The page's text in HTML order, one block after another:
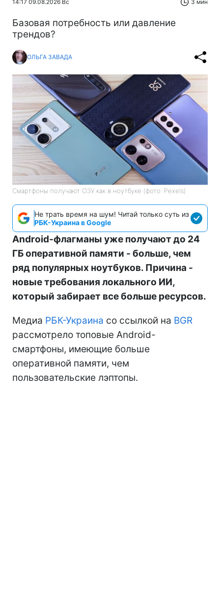
14:17 09.08.2026 Вс 3 мин
Базовая потребность или давление
трендов?
ОЛЬГА ЗАВАДА
Смартфоны получают ОЗУ как в ноутбуке (фото: Pexels)
Не трать время на шум! Читай только суть из
РБК-Украина в Google
Android-флагманы уже получают до 24
ГБ оперативной памяти - больше, чем
ряд популярных ноутбуков. Причина -
новые требования локального ИИ,
который забирает все больше ресурсов.
Медиа РБК-Украина со ссылкой на BGR
рассмотрело топовые Android-
смартфоны, имеющие больше
оперативной памяти, чем
пользовательские лэптопы.